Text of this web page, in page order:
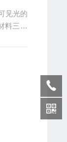
见光的
料三元